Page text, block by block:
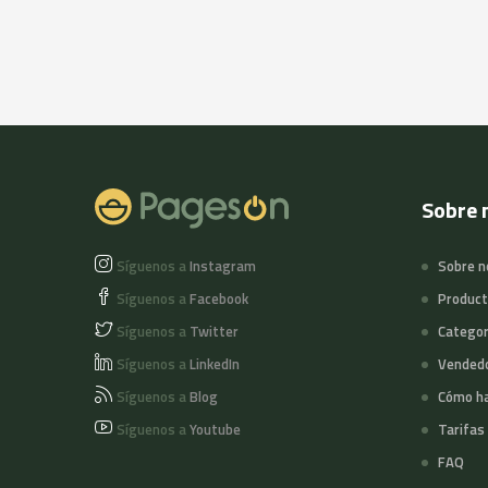
Síguenos aInstagram
Síguenos aFacebook
Síguenos a Twitter
Síguenos aLinkedIn
Síguenos aBlog
Síguenos aYoutube
Sobre
Sobre
Cómo
Tarifas
FAQ